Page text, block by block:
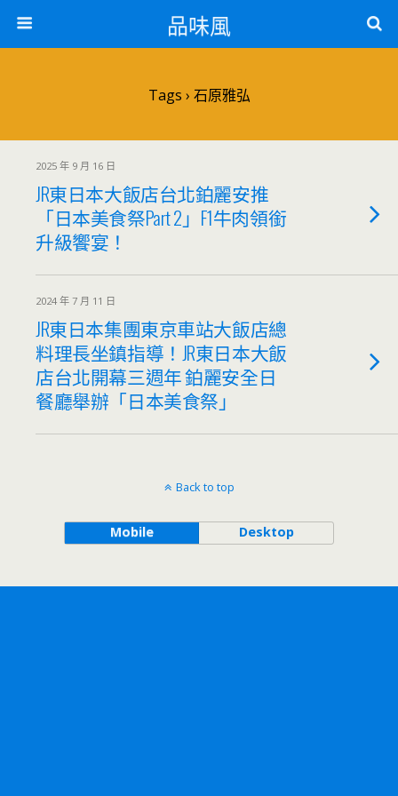
品味風
Tags › 石原雅弘
2025 年 9 月 16 日
JR東日本大飯店台北鉑麗安推
「日本美食祭Part 2」F1牛肉領銜
升級饗宴！
2024 年 7 月 11 日
JR東日本集團東京車站大飯店總
料理長坐鎮指導！JR東日本大飯
店台北開幕三週年 鉑麗安全日
餐廳舉辦「日本美食祭」
Back to top
Mobile Desktop